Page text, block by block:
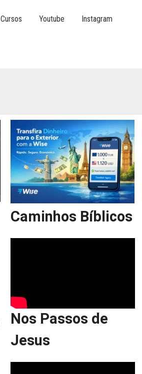
Cursos Youtube Instagram
Caminhos Bíblicos
Nos Passos de
Jesus